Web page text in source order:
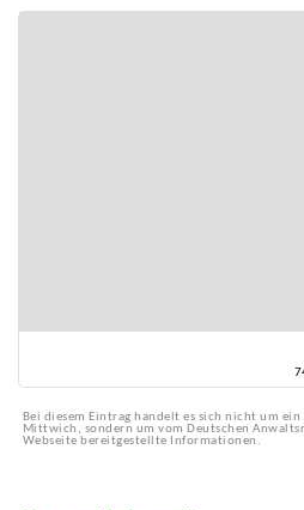
Bei diesem Eintrag handelt es sich nicht um
Mittwich, sondern um vom Deutschen
Webseite bereitgestellte Informationen.